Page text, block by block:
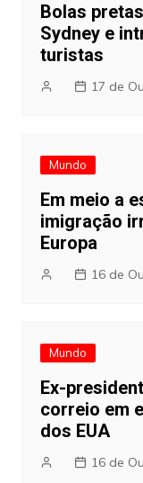
Bolas
Sydney e
turistas
17 de
Mundo
Em meio a
imigração
Europa
16 de
Mundo
Ex-
correio em
dos EUA
16 de